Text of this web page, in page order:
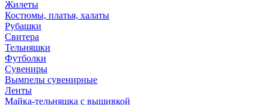
Жилеты
Костюмы, платья, халаты
Рубашки
Свитера
Тельняшки
Футболки
Сувениры
Вымпелы сувенирные
Ленты
Майка-тельняшка с вышивкой